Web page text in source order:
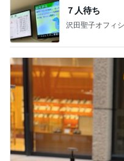
７人待ち
沢田聖子オフィ